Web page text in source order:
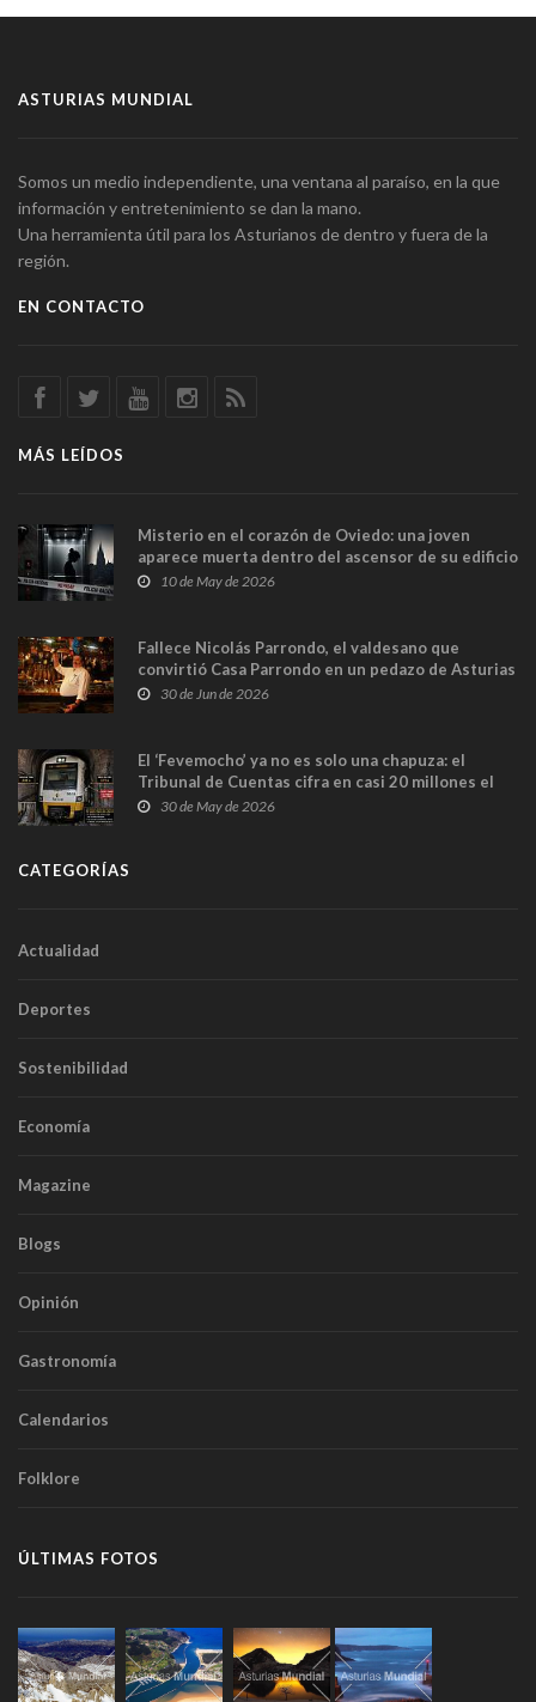
ASTURIAS MUNDIAL
Somos un medio independiente, una ventana al paraíso, en la que
información y entretenimiento se dan la mano.
Una herramienta útil para los Asturianos de dentro y fuera de la
región.
EN CONTACTO
MÁS LEÍDOS
Misterio en el corazón de Oviedo: una joven
aparece muerta dentro del ascensor de su edificio
y las cámaras captan sus últimos minutos
10 de May de 2026
Fallece Nicolás Parrondo, el valdesano que
convirtió Casa Parrondo en un pedazo de Asturias
en Madrid
30 de Jun de 2026
El ‘Fevemocho’ ya no es solo una chapuza: el
Tribunal de Cuentas cifra en casi 20 millones el
sobrecoste de los trenes que no cabían por los
30 de May de 2026
CATEGORÍAS
Actualidad
Deportes
Sostenibilidad
Economía
Magazine
Blogs
Opinión
Gastronomía
Calendarios
Folklore
ÚLTIMAS FOTOS